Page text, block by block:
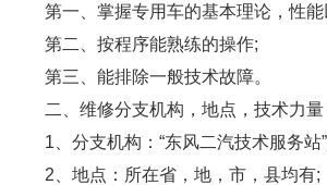
第一、掌握专用车的基本理论，性能
第二、按程序能熟练的操作;
第三、能排除一般技术故障。
二、维修分支机构，地点，技术力
1、分支机构：“东风二汽技术服务站
2、地点：所在省，地，市，县均有;